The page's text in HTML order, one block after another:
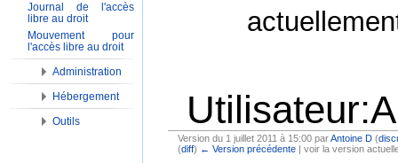
Version du 1 juillet 2011 à 15:00 parAntoine D (
(diff) ← Version précédente| voir la version
Journal de l'accès
libre au droit
Mouvement pour
l'accès libre au droit
Administration
Hébergement
Outils